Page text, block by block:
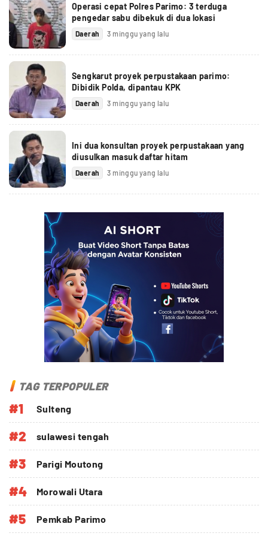
Operasi cepat Polres Parimo: 3 terduga
pengedar sabu dibekuk di dua lokasi
Daerah 3 minggu yang lalu
Sengkarut proyek perpustakaan parimo:
Dibidik Polda, dipantau KPK
Daerah 3 minggu yang lalu
Ini dua konsultan proyek perpustakaan yang
diusulkan masuk daftar hitam
Daerah 3 minggu yang lalu
TAG TERPOPULER
#1 Sulteng
#2 sulawesi tengah
#3 Parigi Moutong
#4 Morowali Utara
#5 Pemkab Parimo